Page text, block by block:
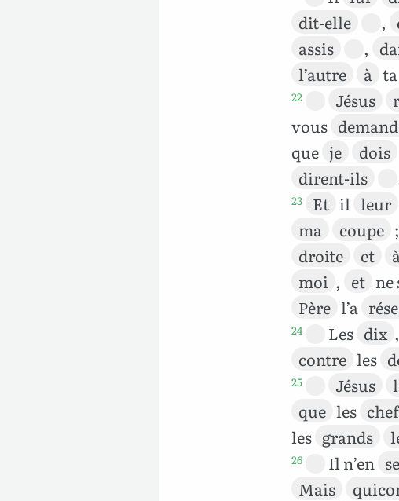
dit-elle
,
assis
,
l’autre
à ta
22 Jésus
vous
que je dois
dirent-ils
23 Et il leur
ma
coupe ;
droite
et à
moi , et ne
Père l’a
24 Les dix
contre les
25 Jésus
que les
les grands
26 Il n’en
Mais